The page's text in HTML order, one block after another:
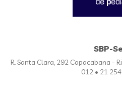
SBP-
R. Santa Clara, 292 Copacabana -
012 • 21